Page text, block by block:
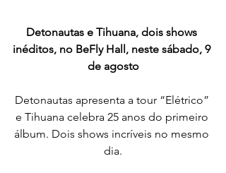
Detonautas e Tihuana, dois shows
inéditos, no BeFly Hall, neste sábado, 9
de agosto
Detonautas apresenta a tour “Elétrico”
e Tihuana celebra 25 anos do primeiro
álbum. Dois shows incríveis no mesmo
dia.